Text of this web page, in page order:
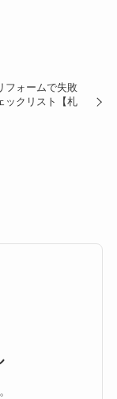
フォームで失敗
ックリスト【札